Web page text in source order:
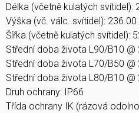
Délka (včetně kulatých svítidel):
Výška (vč. válc. svítidel):
Šířka (včetně kulatých svítidel):
Střední doba života L90/B10 @
Střední doba života L70/B50 @
Střední doba života L80/B10 @
Druh ochrany: IP66
Třída ochrany IK (rázová